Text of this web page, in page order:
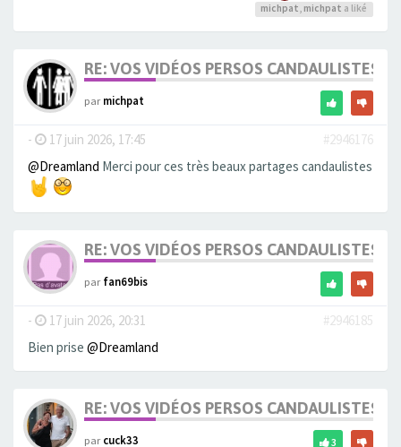
michpat, michpat a liké
RE: VOS VIDÉOS PERSOS CANDAULISTES
parmichpat
- 17 juin 2026, 17:45
#2946176
@Dreamland Merci pour ces très beaux partages candaulistes
RE: VOS VIDÉOS PERSOS CANDAULISTES
parfan69bis
- 17 juin 2026, 20:31
#2946185
Bien prise @Dreamland
RE: VOS VIDÉOS PERSOS CANDAULISTES
parcuck33 3